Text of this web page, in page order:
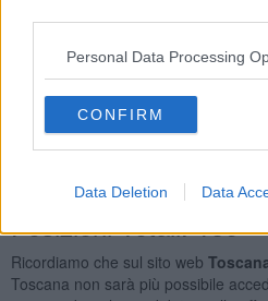
Personal Data Processing
CONFIRM
Data Deletion Data
Lavoro Con Orario Spezzato
Tipologia Contratto
Lavoro a Tempo Determinato
Lavoro a Tempo
Apprendistato
Posizioni Totali: 186
Ricordiamo che sul sito web
Toscana non sarà più possibile